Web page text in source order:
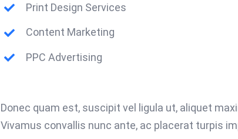
Print Design Services
Content Marketing
PPC Advertising
Donec quam est, suscipit vel ligula ut, aliquet
Vivamus convallis nunc ante, ac placerat turpis